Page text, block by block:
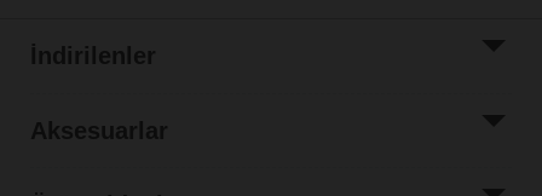
İndirilenler
Aksesuarlar